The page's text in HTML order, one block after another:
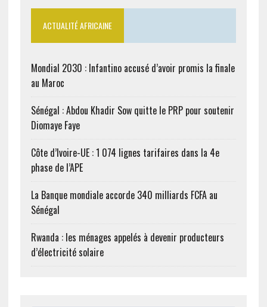
ACTUALITÉ AFRICAINE
Mondial 2030 : Infantino accusé d’avoir promis la finale
au Maroc
Sénégal : Abdou Khadir Sow quitte le PRP pour soutenir
Diomaye Faye
Côte d’Ivoire-UE : 1 074 lignes tarifaires dans la 4e
phase de l’APE
La Banque mondiale accorde 340 milliards FCFA au
Sénégal
Rwanda : les ménages appelés à devenir producteurs
d’électricité solaire